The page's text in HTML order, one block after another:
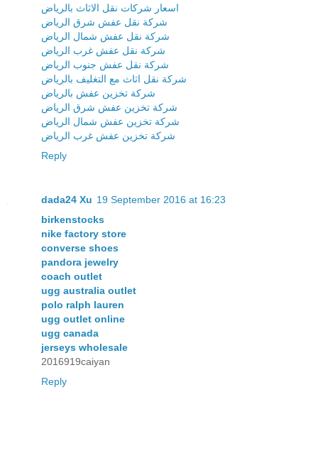
اسعار شركات نقل الاثاث بالرياض
شركة نقل عفش شرق الرياض
شركة نقل عفش شمال الرياض
شركة نقل عفش غرب الرياض
شركة نقل عفش جنوب الرياض
شركة نقل اثاث مع التغليف بالرياض
شركة تخزين عفش بالرياض
شركة تخزين عفش شرق الرياض
شركة تخزين عفش شمال الرياض
شركة تخزين عفش غرب الرياض
Reply
dada24 Xu 19 September 2016 at 16:23
birkenstocks
nike factory store
converse shoes
pandora jewelry
coach outlet
ugg australia outlet
polo ralph lauren
ugg outlet online
ugg canada
jerseys wholesale
2016919caiyan
Reply